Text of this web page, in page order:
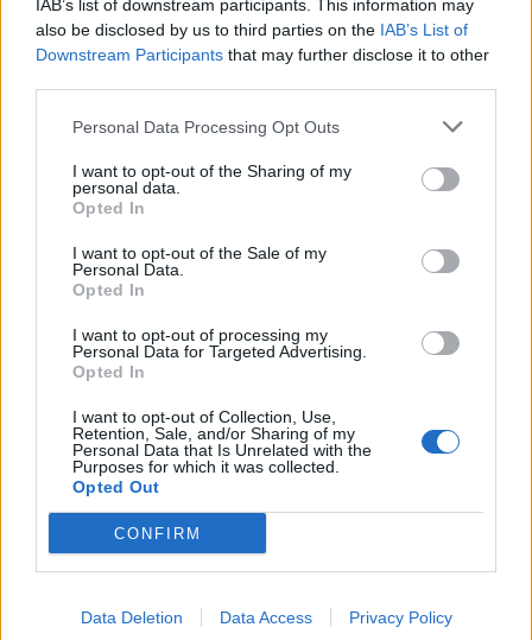
IAB’s list of downstream participants. This information may
also be disclosed by us to third parties on the IAB’s List of
Downstream Participants that may further disclose it to other
Personal Data Processing Opt Outs
I want to opt-out of the Sharing of my
personal data.
Opted In
I want to opt-out of the Sale of my
Personal Data.
Opted In
I want to opt-out of processing my
Personal Data for Targeted Advertising.
Opted In
I want to opt-out of Collection, Use,
Retention, Sale, and/or Sharing of my
Personal Data that Is Unrelated with the
Purposes for which it was collected.
Opted Out
CONFIRM
Data Deletion Data Access Privacy Policy
17 Fabio Occhioni Luogosanto 7
Buba Dem Castelsardo